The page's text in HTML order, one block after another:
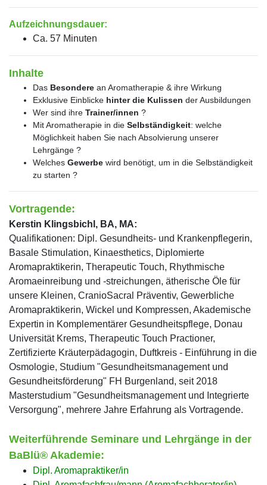
Aufzeichnungsdauer:
Ca. 57 Minuten
Inhalte
Das Besondere an Aromatherapie & ihre Wirkung
Exklusive Einblicke hinter die Kulissen der Ausbildungen
Wer sind ihre Trainer/innen ?
Mit Aromatherapie in die Selbständigkeit: welche
Möglichkeit haben Sie nach Absolvierung unserer
Lehrgänge ?
Welches Gewerbe wird benötigt, um in die Selbständigkeit
zu starten ?
Vortragende:
Kerstin Klingsbichl , BA, MA:
Qualifikationen: Dipl. Gesundheits- und Krankenpflegerin,
Basale Stimulation, Kinaesthetics, Diplomierte
Aromapraktikerin, Therapeutic Touch, Rhythmische
Aromaeinreibung und -streichungen, ätherische Öle für
unsere Kleinen, CranioSacral Präventiv, Gewerbliche
Aromapraktikerin, Wickel und Kompressen, Akademische
Expertin in Komplementärer Gesundheitspflege, Donau
Universität Krems, Therapeutic Touch Practioner,
Zertifizierte Kräuterpädagogin, Duftkreis - Einführung in die
Osmologie, Studium "Gesundheitsmanagement und
Gesundheitsförderung" FH Burgenland, seit 2018
Masterstudium "Gesundheitsmanagement und Integrierte
Versorgung", mehrere Jahre Erfahrung als Vortragende.
Weiterführende Seminare und Lehrgänge in der
BaBlü® Akademie:
Dipl. Aromapraktiker/in